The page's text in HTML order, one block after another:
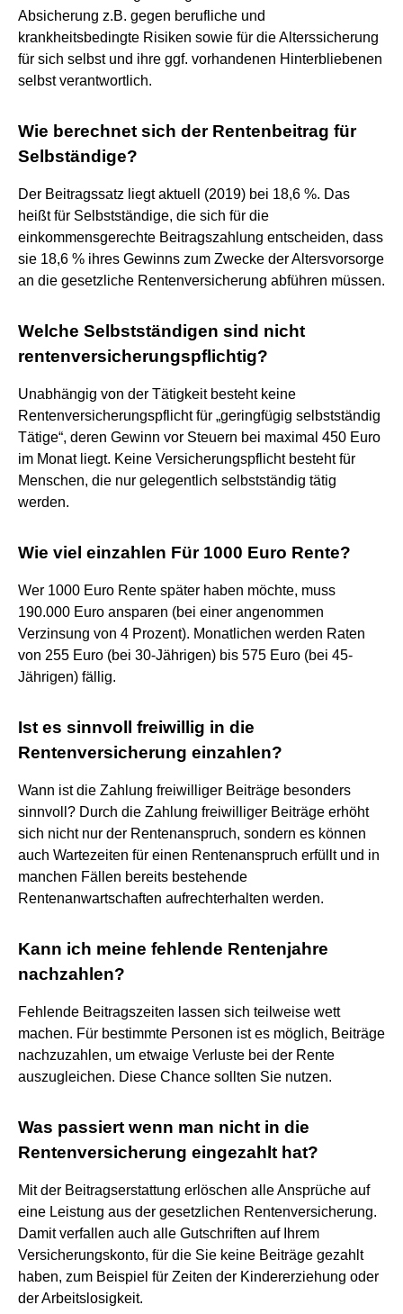
Absicherung z.B. gegen berufliche und
krankheitsbedingte Risiken sowie für die Alterssicherung
für sich selbst und ihre ggf. vorhandenen Hinterbliebenen
selbst verantwortlich.
Wie berechnet sich der Rentenbeitrag für
Selbständige?
Der Beitragssatz liegt aktuell (2019) bei 18,6 %. Das
heißt für Selbstständige, die sich für die
einkommensgerechte Beitragszahlung entscheiden, dass
sie 18,6 % ihres Gewinns zum Zwecke der Altersvorsorge
an die gesetzliche Rentenversicherung abführen müssen.
Welche Selbstständigen sind nicht
rentenversicherungspflichtig?
Unabhängig von der Tätigkeit besteht keine
Rentenversicherungspflicht für „geringfügig selbstständig
Tätige“, deren Gewinn vor Steuern bei maximal 450 Euro
im Monat liegt. Keine Versicherungspflicht besteht für
Menschen, die nur gelegentlich selbstständig tätig
werden.
Wie viel einzahlen Für 1000 Euro Rente?
Wer 1000 Euro Rente später haben möchte, muss
190.000 Euro ansparen (bei einer angenommen
Verzinsung von 4 Prozent). Monatlichen werden Raten
von 255 Euro (bei 30-Jährigen) bis 575 Euro (bei 45-
Jährigen) fällig.
Ist es sinnvoll freiwillig in die
Rentenversicherung einzahlen?
Wann ist die Zahlung freiwilliger Beiträge besonders
sinnvoll? Durch die Zahlung freiwilliger Beiträge erhöht
sich nicht nur der Rentenanspruch, sondern es können
auch Wartezeiten für einen Rentenanspruch erfüllt und in
manchen Fällen bereits bestehende
Rentenanwartschaften aufrechterhalten werden.
Kann ich meine fehlende Rentenjahre
nachzahlen?
Fehlende Beitragszeiten lassen sich teilweise wett
machen. Für bestimmte Personen ist es möglich, Beiträge
nachzuzahlen, um etwaige Verluste bei der Rente
auszugleichen. Diese Chance sollten Sie nutzen.
Was passiert wenn man nicht in die
Rentenversicherung eingezahlt hat?
Mit der Beitragserstattung erlöschen alle Ansprüche auf
eine Leistung aus der gesetzlichen Rentenversicherung.
Damit verfallen auch alle Gutschriften auf Ihrem
Versicherungskonto, für die Sie keine Beiträge gezahlt
haben, zum Beispiel für Zeiten der Kindererziehung oder
der Arbeitslosigkeit.